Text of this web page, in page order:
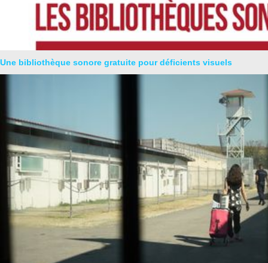
Une bibliothèque sonore gratuite pour déficients visuels